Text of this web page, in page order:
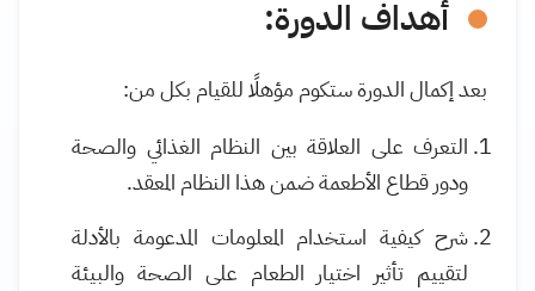
أهداف الدورة:
بعد إكمال الدورة ستكوم مؤهلًا للقيام بكل من:
التعرف على العلاقة بين النظام الغذائي والصحة
ودور قطاع الأطعمة ضمن هذا النظام المعقد.
شرح كيفية استخدام المعلومات المدعومة بالأدلة
لتقييم تأثير اختيار الطعام على الصحة والبيئة